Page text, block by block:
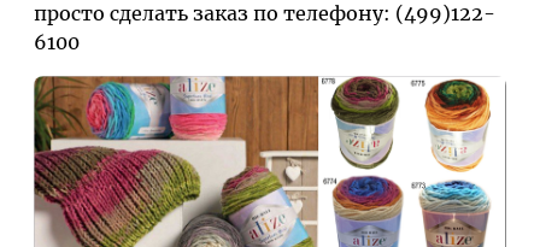
просто сделать заказ по телефону: (499)122-
6100